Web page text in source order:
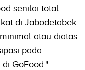
senilai total
di Jabodetabek
atau diatas
pada
GoFood."